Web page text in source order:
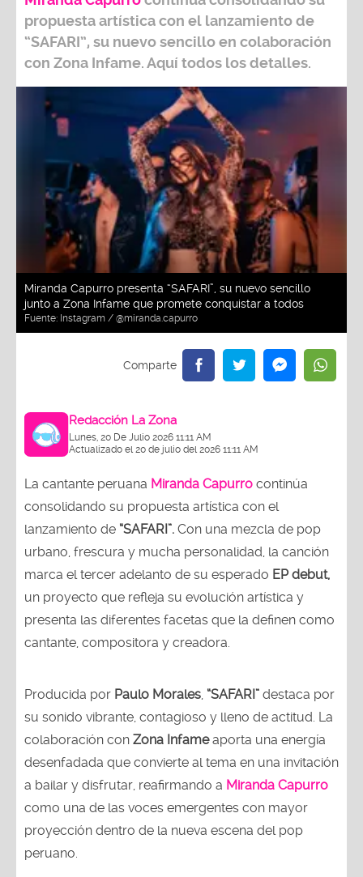
propuesta artística con el lanzamiento de
“SAFARI”, su nuevo sencillo en colaboración
con Zona Infame. Aquí todos los detalles.
Miranda Capurro presenta “SAFARI”, su nuevo sencillo
junto a Zona Infame que promete conquistar a todos
Fuente: Instagram / @miranda.capurro
Redacción La Zona
Lunes, 20 De Julio 2026 11:11 AM
Actualizado el 20 de julio del 2026 11:11 AM
La cantante peruana Miranda Capurro continúa
consolidando su propuesta artística con el
lanzamiento de “SAFARI”. Con una mezcla de pop
urbano, frescura y mucha personalidad, la canción
marca el tercer adelanto de su esperado EP debut,
un proyecto que refleja su evolución artística y
presenta las diferentes facetas que la definen como
cantante, compositora y creadora.
Producida por Paulo Morales “SAFARI” destaca por
su sonido vibrante, contagioso y lleno de actitud. La
colaboración con Zona Infameaporta una energía
desenfadada que convierte al tema en una invitación
a bailar y disfrutar, reafirmando a Miranda Capurro
como una de las voces emergentes con mayor
proyección dentro de la nueva escena del pop
peruano.